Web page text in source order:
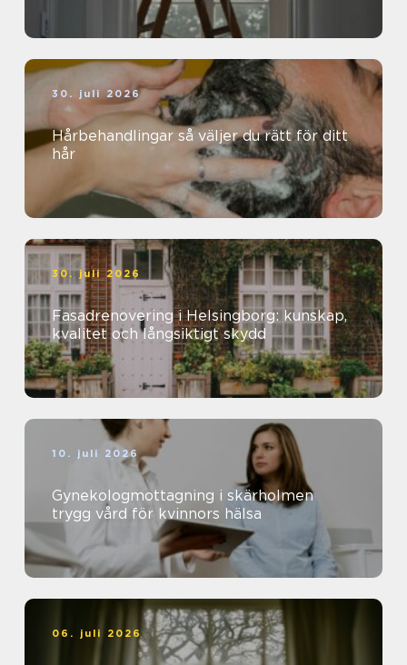
30. juli 2026
Hårbehandlingar så väljer du rätt för ditt
hår
30. juli 2026
Fasadrenovering i Helsingborg: kunskap,
kvalitet och långsiktigt skydd
10. juli 2026
Gynekologmottagning i skärholmen
trygg vård för kvinnors hälsa
06. juli 2026